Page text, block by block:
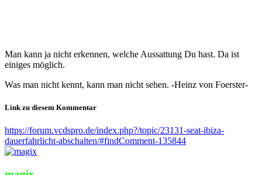
Man kann ja nicht erkennen, welche Aussattung Du hast. Da ist
einiges möglich.
Was man nicht kennt, kann man nicht sehen. -Heinz von Foerster-
Link zu diesem Kommentar
https://forum.vcdspro.de/index.php?/topic/23131-seat-ibiza-
dauerfahrlicht-abschalten/#findComment-135844